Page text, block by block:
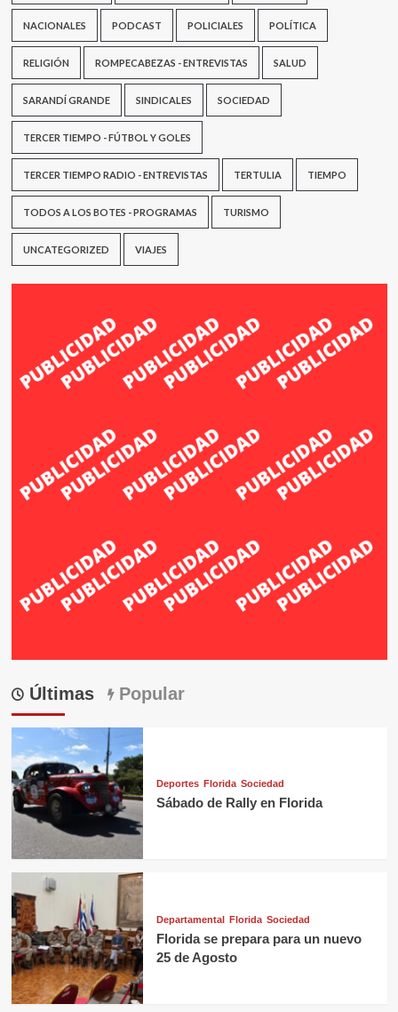
NACIONALES PODCAST POLICIALES POLÍTICA
RELIGIÓN ROMPECABEZAS - ENTREVISTAS SALUD
SARANDÍ GRANDE SINDICALES SOCIEDAD
TERCER TIEMPO - FÚTBOL Y GOLES
TERCER TIEMPO RADIO - ENTREVISTAS TERTULIA TIEMPO
TODOS A LOS BOTES - PROGRAMAS TURISMO
UNCATEGORIZED VIAJES
Últimas Popular
Deportes Florida Sociedad
Sábado de Rally en Florida
Departamental Florida Sociedad
Florida se prepara para un nuevo
25 de Agosto